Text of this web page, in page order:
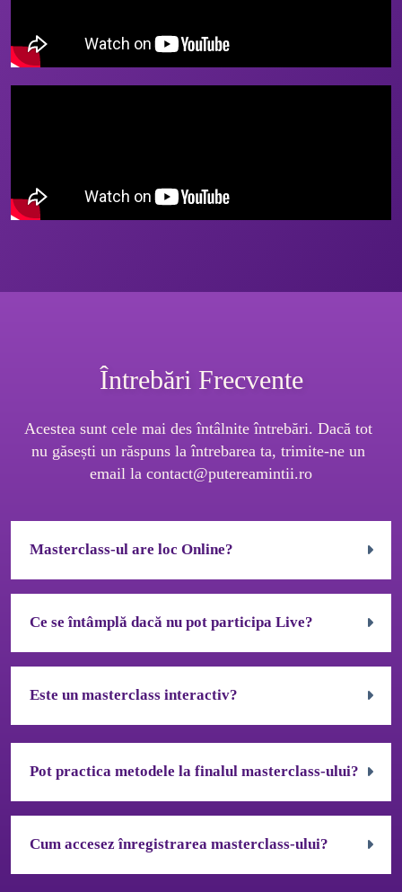
Întrebări Frecvente
Acestea sunt cele mai des întâlnite întrebări. Dacă tot
nu găsești un răspuns la întrebarea ta, trimite-ne un
email la contact@putereamintii.ro
Masterclass-ul are loc Online?
Ce se întâmplă dacă nu pot participa Live?
Este un masterclass interactiv?
Pot practica metodele la finalul masterclass-ului?
Cum accesez înregistrarea masterclass-ului?